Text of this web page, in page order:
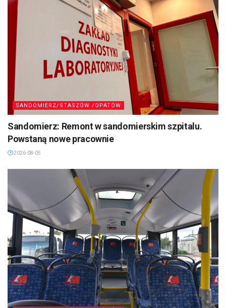
SANDOMIERZ/STASZÓW /OPATÓW
Sandomierz: Remont w sandomierskim szpitalu.
Powstaną nowe pracownie
2026-08-05